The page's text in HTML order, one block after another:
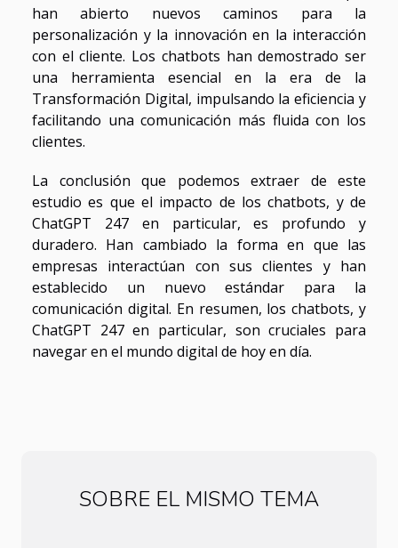
han abierto nuevos caminos para la
personalización y la innovación en la interacción
con el cliente. Los chatbots han demostrado ser
una herramienta esencial en la era de la
Transformación Digital, impulsando la eficiencia y
facilitando una comunicación más fluida con los
clientes.
La conclusión que podemos extraer de este
estudio es que el impacto de los chatbots, y de
ChatGPT 247 en particular, es profundo y
duradero. Han cambiado la forma en que las
empresas interactúan con sus clientes y han
establecido un nuevo estándar para la
comunicación digital. En resumen, los chatbots, y
ChatGPT 247 en particular, son cruciales para
navegar en el mundo digital de hoy en día.
SOBRE EL MISMO TEMA